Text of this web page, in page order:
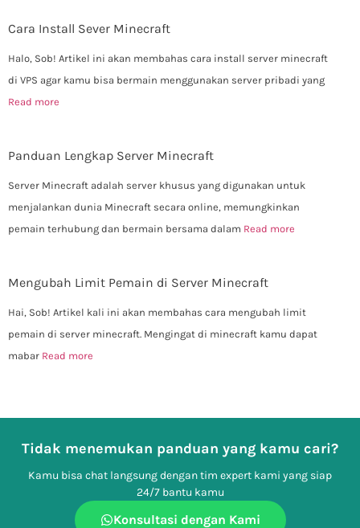
Cara Install Sever Minecraft
Halo, Sob! Artikel ini akan membahas cara install server minecraft
di VPS agar kamu bisa bermain menggunakan server pribadi yang
Read more
Panduan Lengkap Server Minecraft
Server Minecraft adalah server khusus yang digunakan untuk
menjalankan dunia Minecraft secara online, memungkinkan
pemain terhubung dan bermain bersama dalam Read more
Mengubah Limit Pemain di Server Minecraft
Hai, Sob! Artikel kali ini akan membahas cara mengubah limit
pemain di server minecraft. Mengingat di minecraft kamu dapat
mabar Read more
Tidak menemukan panduan yang kamu cari?
Kamu bisa chat langsung dengan tim expert kami yang siap
24/7 bantu kamu
Konsultasi dengan Kami